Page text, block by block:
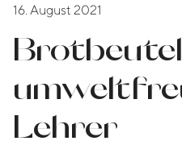
16. August 2021
Lehrer